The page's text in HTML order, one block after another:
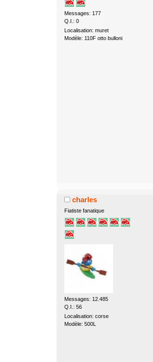
Messages: 177
Q.I.: 0
Localisation: muret
Modèle: 110F otto bulloni
charles
Fiatiste fanatique
Messages: 12.485
Q.I.: 56
Localisation: corse
Modèle: 500L